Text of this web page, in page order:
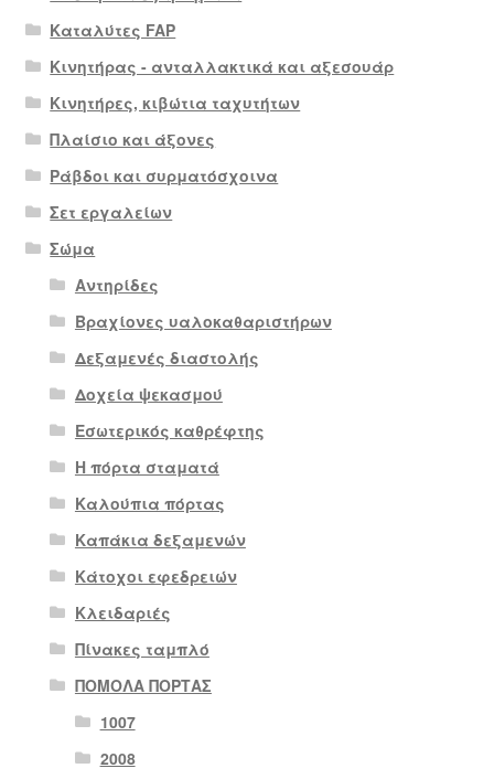
Καταλύτες FAP
Κινητήρας - ανταλλακτικά και αξεσουάρ
Κινητήρες, κιβώτια ταχυτήτων
Πλαίσιο και άξονες
Ράβδοι και συρματόσχοινα
Σετ εργαλείων
Σώμα
Αντηρίδες
Βραχίονες υαλοκαθαριστήρων
Δεξαμενές διαστολής
Δοχεία ψεκασμού
Εσωτερικός καθρέφτης
Η πόρτα σταματά
Καλούπια πόρτας
Καπάκια δεξαμενών
Κάτοχοι εφεδρειών
Κλειδαριές
Πίνακες ταμπλό
ΠΟΜΟΛΑ ΠΟΡΤΑΣ
1007
2008